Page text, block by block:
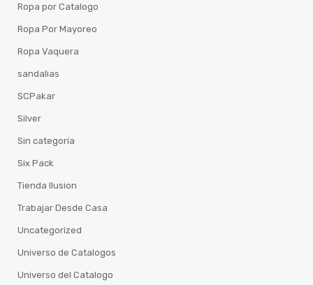
Ropa por Catalogo
Ropa Por Mayoreo
Ropa Vaquera
sandalias
SCPakar
Silver
Sin categoría
Six Pack
Tienda Ilusion
Trabajar Desde Casa
Uncategorized
Universo de Catalogos
Universo del Catalogo